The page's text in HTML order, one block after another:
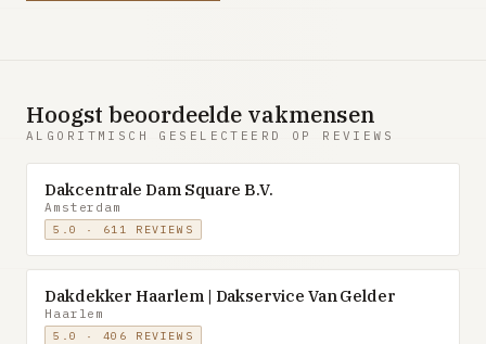
Hoogst beoordeelde vakmensen
ALGORITMISCH GESELECTEERD OP REVIEWS
Dakcentrale Dam Square B.V.
Amsterdam
5.0 · 611 REVIEWS
Dakdekker Haarlem | Dakservice Van Gelder
Haarlem
5.0 · 406 REVIEWS